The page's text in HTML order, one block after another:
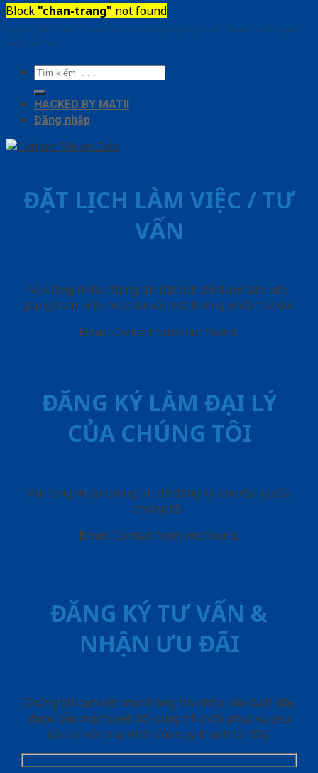
Block "chan-trang" not found
Copyright ⓒ 2010 – 2026 www.cuadepangiang.com | Đơn vị chủ quản
SaigonDoor
Tìm
kiếm:
HACKED BY MATII
Đăng nhập
ĐẶT LỊCH LÀM VIỆC / TƯ
VẤN
Vui lòng nhập thông tin đặt lịch để được sắp xếp
gặp gỡ làm việc hoăc tư vấn mà không phải chờ đợi.
Error: Contact form not found.
ĐĂNG KÝ LÀM ĐẠI LÝ
CỦA CHÚNG TÔI
Vui lòng nhập thông tin để đăng ký làm đại lý của
chúng tôi
Error: Contact form not found.
ĐĂNG KÝ TƯ VẤN &
NHẬN ƯU ĐÃI
Chúng tôi cam kết mọi thông tin nhập vào dưới đây
được bảo mật tuyệt đối cũng như chỉ phục vụ yêu
cầu tư vấn duy nhất của quý khách tại đây.